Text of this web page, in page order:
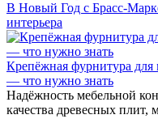
В Новый Год с Брасс-
интерьера
Крепёжная фурнитура
— что нужно знать
Надёжность мебельной
качества древесных плит,